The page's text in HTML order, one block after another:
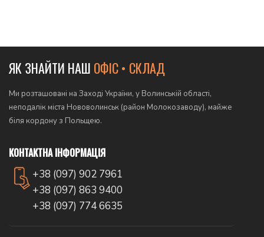
ЯК ЗНАЙТИ НАШ ОФІС • СКЛАД
Ми розташовані на Заході України, у Волинській області,
неподалік міста Нововолинськ (район Молокозаводу), майже
біля кордону з Польщею.
КОНТАКТНА ІНФОРМАЦІЯ
+38 (097) 902 7961
+38 (097) 863 9400
+38 (097) 774 6635